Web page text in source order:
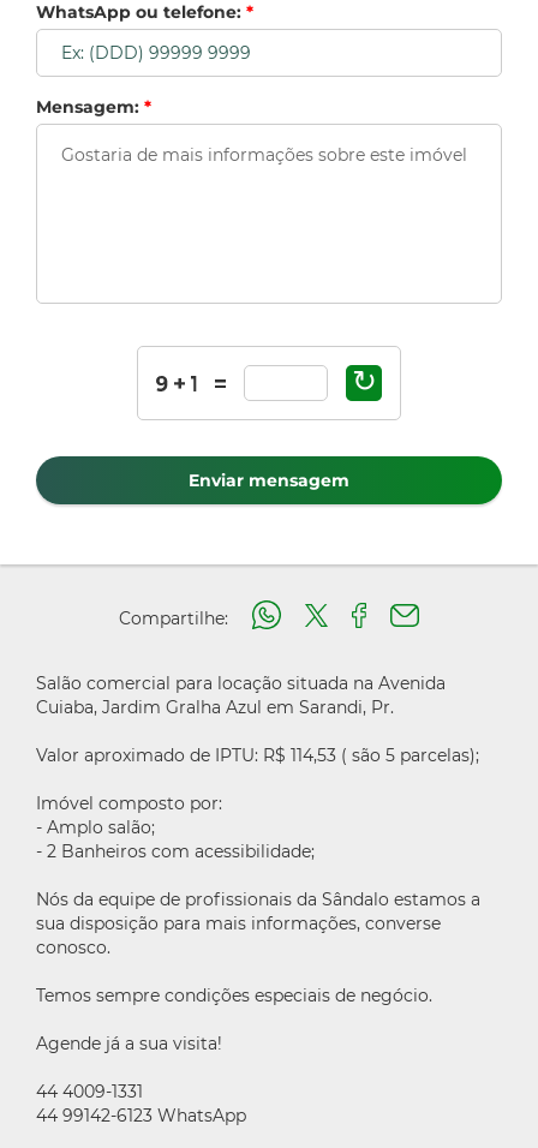
WhatsApp ou telefone: *
Mensagem: *
↻
Enviar mensagem
Compartilhe:
Salão comercial para locação situada na Avenida
Cuiaba, Jardim Gralha Azul em Sarandi, Pr.
Valor aproximado de IPTU: R$ 114,53 ( são 5 parcelas);
Imóvel composto por:
- Amplo salão;
- 2 Banheiros com acessibilidade;
Nós da equipe de profissionais da Sândalo estamos a
sua disposição para mais informações, converse
conosco.
Temos sempre condições especiais de negócio.
Agende já a sua visita!
44 4009-1331
44 99142-6123 WhatsApp